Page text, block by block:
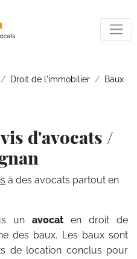
Droit de l'immobilier
Baux
d'avocats /
à des avocats partout en
un avocat en droit de
des baux. Les baux sont
de location conclus pour